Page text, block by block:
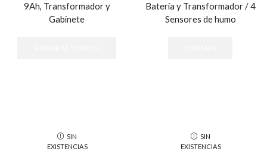
9Ah, Transformador y
Gabinete
Batería y Transformador / 4
Sensores de humo
SIN
EXISTENCIAS
SIN
EXISTENCIAS